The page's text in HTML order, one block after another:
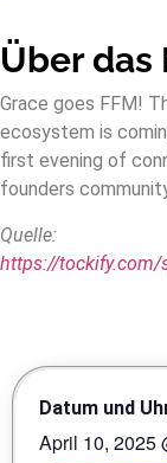
Über das
Grace goes FFM!
ecosystem is
first evening of
founders
Quelle:
https://
Datum und
April 10, 2025